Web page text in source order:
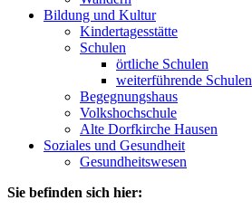
Bildung und Kultur
Kindertagesstätte
Schulen
örtliche Schulen
weiterführende Schulen
Begegnungshaus
Volkshochschule
Alte Dorfkirche Hausen
Soziales und Gesundheit
Gesundheitswesen
Sie befinden sich hier: